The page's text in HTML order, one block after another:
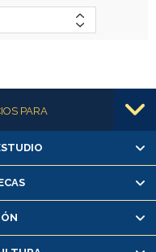
PARA
os
asignaturas
de notas